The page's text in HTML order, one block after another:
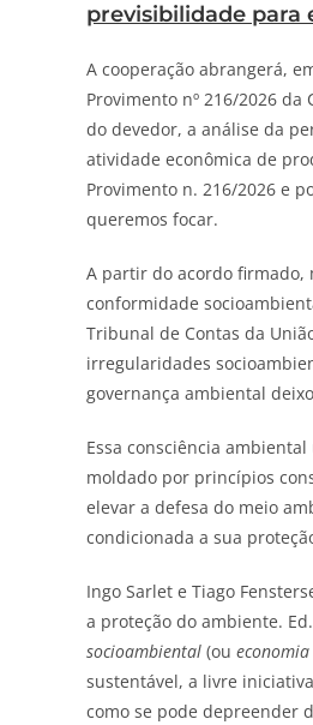
previsibilidade para
A cooperação abrangerá,
Provimento nº 216/2026
do devedor, a análise da
atividade econômica de
Provimento n. 216/2026 e
queremos focar.
A partir do acordo firmado,
conformidade
Tribunal de Contas da
irregularidades
governança ambiental
Essa consciência
moldado por princípios
elevar a defesa do meio
condicionada a sua
Ingo Sarlet e Tiago
a proteção do ambiente.
socioambiental (ou
sustentável, a livre
como se pode depreender